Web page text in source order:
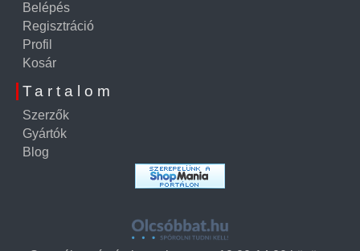
Belépés
Regisztráció
Profil
Kosár
Tartalom
Szerzők
Gyártók
Blog